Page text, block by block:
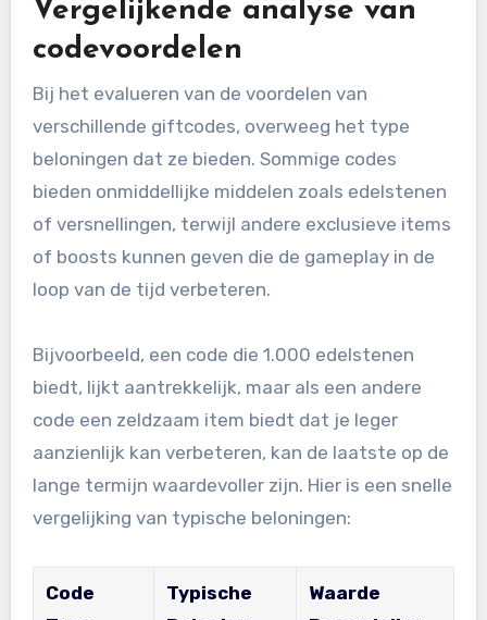
Vergelijkende analyse van
codevoordelen
Bij het evalueren van de voordelen van
verschillende giftcodes, overweeg het type
beloningen dat ze bieden. Sommige codes
bieden onmiddellijke middelen zoals edelstenen
of versnellingen, terwijl andere exclusieve items
of boosts kunnen geven die de gameplay in de
loop van de tijd verbeteren.
Bijvoorbeeld, een code die 1.000 edelstenen
biedt, lijkt aantrekkelijk, maar als een andere
code een zeldzaam item biedt dat je leger
aanzienlijk kan verbeteren, kan de laatste op de
lange termijn waardevoller zijn. Hier is een snelle
vergelijking van typische beloningen:
Code
Typische
Waarde